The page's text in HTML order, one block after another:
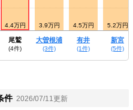
4.4万円 3.9万円 4.5万円 5.2万円
尾鷲
(4件)
大曽根浦
(3件)
有井
(1件)
新宮
(5件)
件 2026/07/11更新